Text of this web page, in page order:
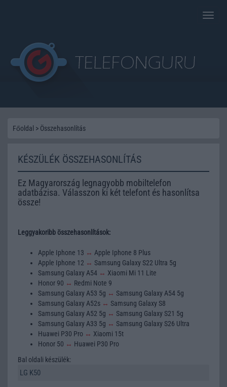
Toggle
Főoldal > Összehasonlítás
KÉSZÜLÉK ÖSSZEHASONLÍTÁS
Ez Magyarország legnagyobb mobiltelefon
adatbázisa. Válasszon ki két telefont és hasonlítsa
össze!
Leggyakoribb összehasonlítások:
Apple Iphone 13 ↔ Apple Iphone 8 Plus
Apple Iphone 12 ↔ Samsung Galaxy S22 Ultra 5g
Samsung Galaxy A54 ↔ Xiaomi Mi 11 Lite
Honor 90 ↔ Redmi Note 9
Samsung Galaxy A53 5g ↔ Samsung Galaxy A54 5g
Samsung Galaxy A52s ↔ Samsung Galaxy S8
Samsung Galaxy A52 5g ↔ Samsung Galaxy S21 5g
Samsung Galaxy A33 5g ↔ Samsung Galaxy S26 Ultra
Huawei P30 Pro ↔ Xiaomi 15t
Honor 50 ↔ Huawei P30 Pro
Bal oldali készülék: